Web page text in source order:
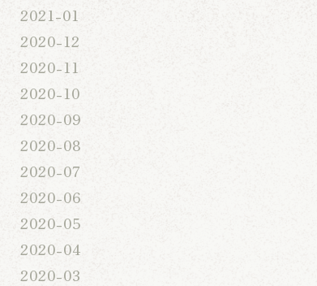
2021-01
2020-12
2020-11
2020-10
2020-09
2020-08
2020-07
2020-06
2020-05
2020-04
2020-03